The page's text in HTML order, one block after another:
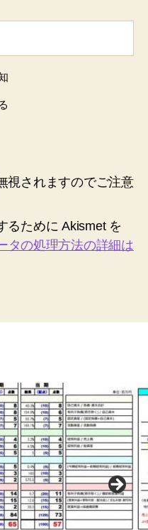
視されますのでご注意
るために Akismet を
タの処理方法の詳細は